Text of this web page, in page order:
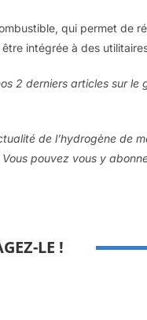
qui permet de
intégrée à des
2 derniers articles sur le
de l’hydrogène de
pouvez vous y
LE !